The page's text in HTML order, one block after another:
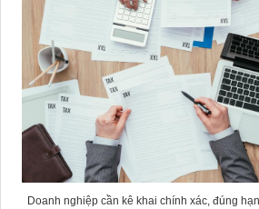
Doanh nghiệp cần kê khai chính xác, đúng